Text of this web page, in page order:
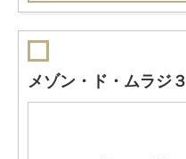
メゾン・ド・ムラジ３